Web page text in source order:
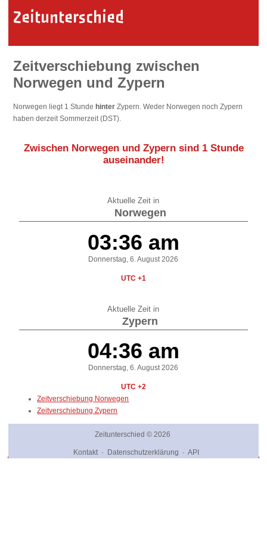
Zeitunterschied
Zeitverschiebung zwischen
Norwegen und Zypern
Norwegen liegt 1 Stundehinter Zypern. Weder Norwegen noch Zypern
haben derzeit Sommerzeit (DST).
Zwischen Norwegen und Zypern sind 1 Stunde
auseinander!
Aktuelle Zeit in
Norwegen
03:36 am
Donnerstag, 6. August 2026
UTC +1
Aktuelle Zeit in
Zypern
04:36 am
Donnerstag, 6. August 2026
UTC +2
Zeitverschiebung Norwegen
Zeitverschiebung Zypern
Zeitunterschied © 2026
Kontakt· Datenschutzerklärung · API